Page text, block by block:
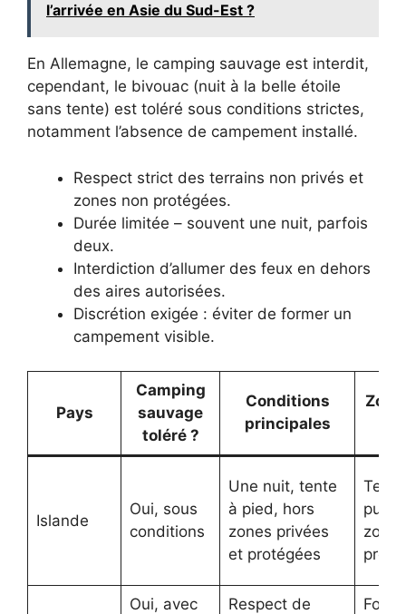
l’arrivée en Asie du Sud-Est ?
En Allemagne, le camping sauvage est interdit,
cependant, le bivouac (nuit à la belle étoile
sans tente) est toléré sous conditions strictes,
notamment l’absence de campement installé.
Respect strict des terrains non privés et
zones non protégées.
Durée limitée – souvent une nuit, parfois
deux.
Interdiction d’allumer des feux en dehors
des aires autorisées.
Discrétion exigée : éviter de former un
campement visible.
Pays
Camping
sauvage
toléré ?
Conditions
principales
Islande
Oui, sous
conditions
Une nuit, tente
à pied, hors
zones privées
et protégées
zones
Oui, avec Respect de